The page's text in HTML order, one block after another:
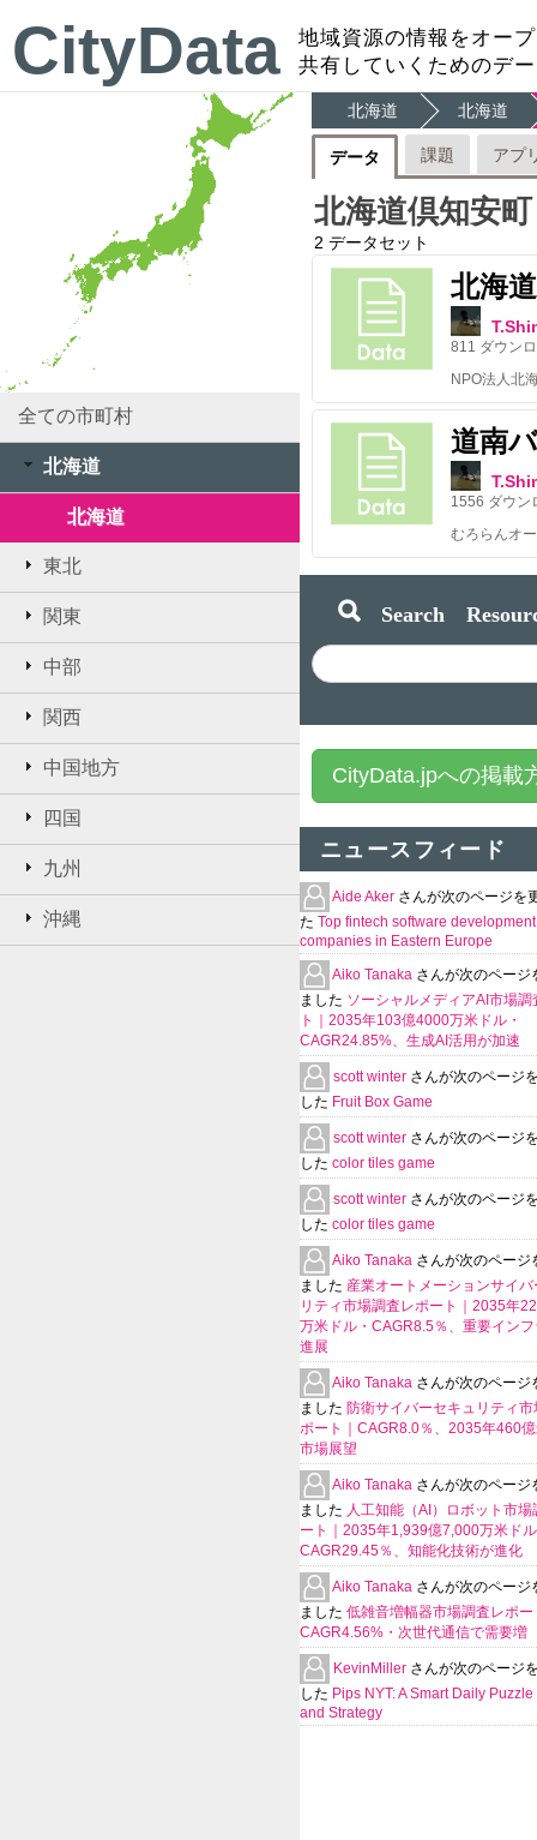
CityData
地域資源の情報をオー
共有していくためのデ
全ての市町村
北海道
北海道
東北
関東
中部
関西
中国地方
四国
九州
沖縄
北海道 北海道
データ 課題 アプ
北海道倶知安町
2 データセット
北海
811 ダウン
道南
1556 ダウン
Search
CityData.jpへの掲載
ニュースフィード
Aide Aker さんが次のページを
た Top fintech software development
companies in Eastern Europe
Aiko Tanaka さんが次のページ
ました ソーシャルメディアAI市場調
ト｜2035年103億4000万米ドル・
CAGR24.85%、生成AI活用が加速
scott winter さんが次のページ
した Fruit Box Game
scott winter さんが次のページ
した color tiles game
scott winter さんが次のページ
した color tiles game
Aiko Tanaka さんが次のページ
ました 産業オートメーションサイ
リティ市場調査レポート｜2035年
万米ドル・CAGR8.5％、重要イン
進展
Aiko Tanaka さんが次のページ
ました 防衛サイバーセキュリティ
ポート｜CAGR8.0％、2035年460
市場展望
Aiko Tanaka さんが次のページ
ました 人工知能（AI）ロボット市場
ート｜2035年1,939億7,000万米ド
CAGR29.45％、知能化技術が進化
Aiko Tanaka さんが次のページ
ました 低雑音増幅器市場調査レポー
CAGR4.56%・次世代通信で需要増
KevinMiller さんが次のページ
した Pips NYT: A Smart Daily
and Strategy